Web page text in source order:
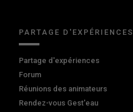
PARTAGE D'EXPÉRIENCES
Partage d'expériences
Forum
Réunions des animateurs
Rendez-vous Gest'eau